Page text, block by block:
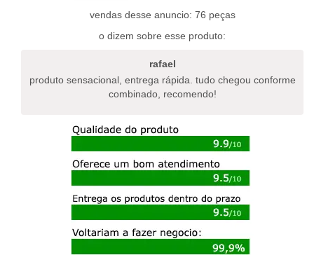
página
escolhidas
página
vendas desse anuncio: 76 peças
o dizem sobre esse produto:
rafael
produto sensacional, entrega rápida. tudo chegou conforme
combinado, recomendo!